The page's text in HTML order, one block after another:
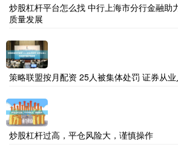
炒股杠杆平台怎么找 中行上海市分行金融助
质量发展
策略联盟按月配资 25人被集体处罚 证券从
炒股杠杆过高，平仓风险大，谨慎操作